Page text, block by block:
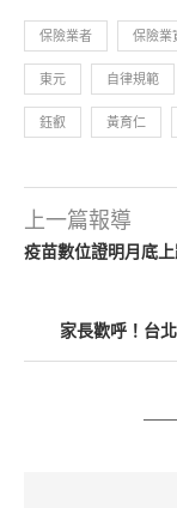
保險業者 保險業
東元 自律規範
鈺叡 黃育仁
上一篇報導
疫苗數位證明月底
家長歡呼！台